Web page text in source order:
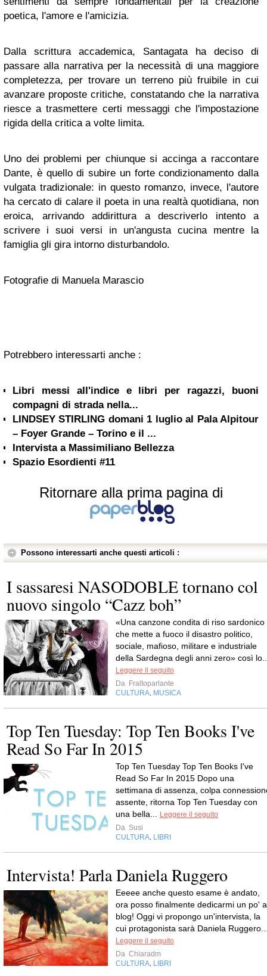
poetica, l'amore e l'amicizia.
Dalla scrittura accademica, Santagata ha deciso di
passare alla narrativa per la necessità di una maggiore
completezza, per trovare un terreno più fruibile in cui
avanzare proposte critiche, constatando che la narrativa
riesce a trasmettere certi messaggi che l'impostazione
rigida della critica a volte limita.
Uno dei problemi per chiunque si accinga a raccontare
Dante, è quello di subire un forte condizionamento dalla
vulgata tradizionale: in questo romanzo, invece, l'autore
ha cercato di calare il poeta in una realtà quotidiana, non
eroica, arrivando addirittura a descriverlo intento a
scrivere i suoi versi in un'angusta cucina mentre la
famiglia gli gira intorno disturbandolo.
Fotografie di Manuela Marascio
Potrebbero interessarti anche :
Libri messi all'indice e libri per ragazzi, buoni
compagni di strada nella...
LINDSEY STIRLING domani 1 luglio al Pala Alpitour
– Foyer Grande – Torino e il ...
Intervista a Massimiliano Bellezza
Spazio Esordienti #11
Ritornare alla prima pagina di
Possono interessarti anche questi articoli :
I sassaresi NASODOBLE tornano col
nuovo singolo “Cazz boh”
«Una canzone condita di riso sardonico
che mette a fuoco il disastro politico,
sociale, mafioso, militare e industriale
della Sardegna degli anni zero» così
Leggere il seguito
Da Fraltoparlante
CULTURA MUSICA
Top Ten Tuesday: Top Ten Books I've
Read So Far In 2015
Top Ten Tuesday Top Ten Books I've
Read So Far In 2015 Dopo una
settimana di assenza, colpa
assente, ritorna Top Ten Tuesday con
una bella...
Leggere il seguito
Da Susi
CULTURA LIBRI
Intervista! Parla Daniela Ruggero
Eeeee anche questo esame è andato,
ora posso finalmente dedicarmi un po'
blog! Oggi vi propongo un'intervista, la
cui protagonista sarà Daniela
Leggere il seguito
Da Chiaradm
CULTURA LIBRI